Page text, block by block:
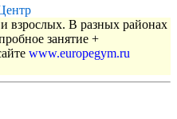
взрослых. В разных районах
занятие +
www.europegym.ru